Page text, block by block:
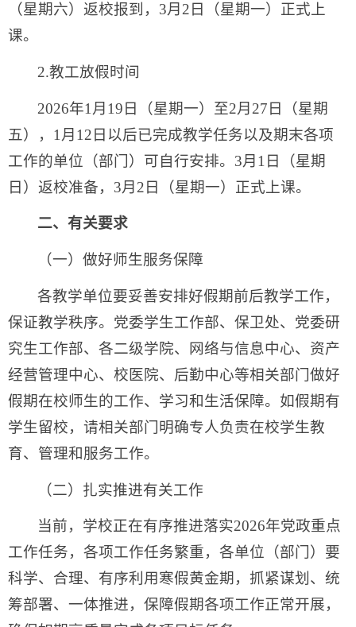
（星期六）返校报到，3月2日（星期一）正式上
课。
2.教工放假时间
2026年1月19日（星期一）至2月27日（星期
五），1月12日以后已完成教学任务以及期末各项
工作的单位（部门）可自行安排。3月1日（星期
日）返校准备，3月2日（星期一）正式上课。
二、有关要求
（一）做好师生服务保障
各教学单位要妥善安排好假期前后教学工作，
保证教学秩序。党委学生工作部、保卫处、党委研
究生工作部、各二级学院、网络与信息中心、资产
经营管理中心、校医院、后勤中心等相关部门做好
假期在校师生的工作、学习和生活保障。如假期有
学生留校，请相关部门明确专人负责在校学生教
育、管理和服务工作。
（二）扎实推进有关工作
当前，学校正在有序推进落实2026年党政重点
工作任务，各项工作任务繁重，各单位（部门）要
科学、合理、有序利用寒假黄金期，抓紧谋划、统
筹部署、一体推进，保障假期各项工作正常开展，